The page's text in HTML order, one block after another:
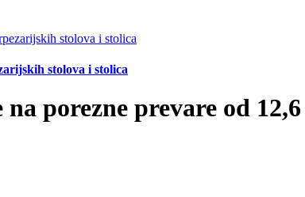
stolova i stolica
porezne prevare od